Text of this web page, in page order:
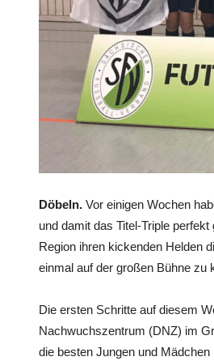
Döbeln. Vor einigen Wochen
und damit das Titel-Triple
Region ihren kickenden Helden
einmal auf der großen Bühne zu
Die ersten Schritte auf diesem
Nachwuchszentrum (DNZ) im
die besten Jungen und